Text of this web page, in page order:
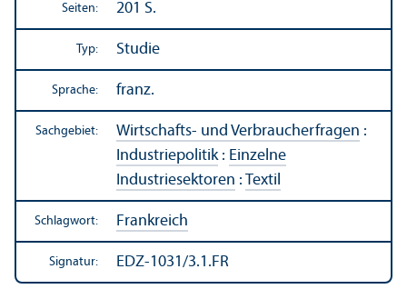
Seiten: 201 S.
Typ: Studie
Sprache: franz.
Sachgebiet: Wirtschafts- und Verbraucherfragen :
Industriepolitik: Einzelne
Industriesektoren : Textil
Schlagwort: Frankreich
Signatur: EDZ-1031/3.1.FR